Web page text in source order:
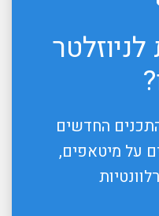
החדשים
על מיטאפים,